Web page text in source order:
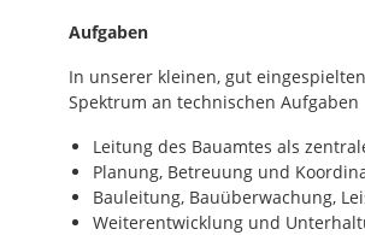
Aufgaben
In unserer kleinen, gut
Spektrum an technischen Aufgaben
Leitung des Bauamtes als
Planung, Betreuung und
Bauleitung, Bauüberwachung,
Weiterentwicklung und